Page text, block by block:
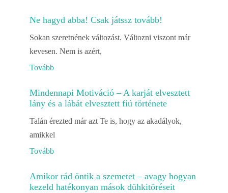
Ne hagyd abba! Csak játssz tovább!
Sokan szeretnének változást. Változni viszont már
kevesen. Nem is azért,
Tovább
Mindennapi Motiváció – A karját elvesztett
lány és a lábát elvesztett fiú története
Talán érezted már azt Te is, hogy az akadályok,
amikkel
Tovább
Amikor rád öntik a szemetet – avagy hogyan
kezeld hatékonyan mások dühkitöréseit